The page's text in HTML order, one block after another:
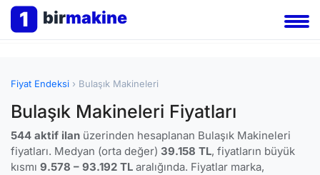
1 birmakine
Fiyat Endeksi › Bulaşık Makineleri
Bulaşık Makineleri Fiyatları
544 aktif ilan üzerinden hesaplanan Bulaşık Makineleri
fiyatları. Medyan (orta değer) 39.158 TL, fiyatların büyük
kısmı 9.578 – 93.192 TL aralığında. Fiyatlar marka,